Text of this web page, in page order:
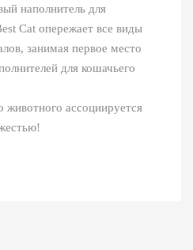
наполнитель для
Cat опережает все виды
занимая первое место
для кошачьего
животного ассоциируется